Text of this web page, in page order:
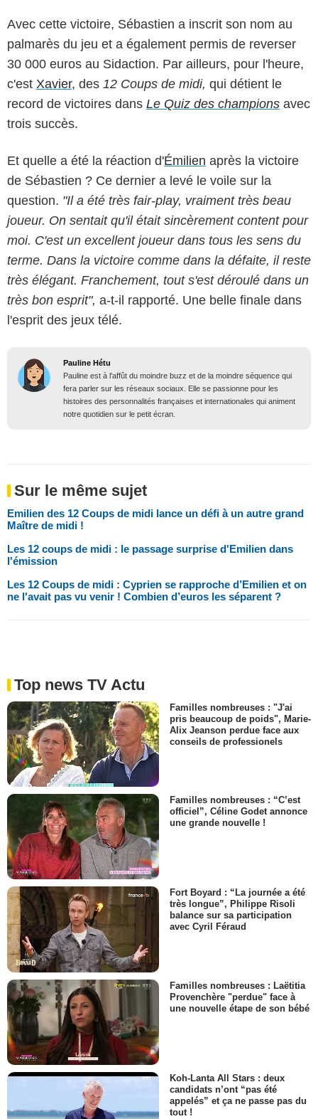
Avec cette victoire, Sébastien a inscrit son nom au
palmarès du jeu et a également permis de reverser
30 000 euros au Sidaction. Par ailleurs, pour l'heure,
c'est Xavier, des 12 Coups de midi, qui détient le
record de victoires dans Le Quiz des champions avec
trois succès.
Et quelle a été la réaction d'Émilien après la victoire
de Sébastien ? Ce dernier a levé le voile sur la
question. "Il a été très fair-play, vraiment très beau
joueur. On sentait qu'il était sincèrement content pour
moi. C'est un excellent joueur dans tous les sens du
terme. Dans la victoire comme dans la défaite, il reste
très élégant. Franchement, tout s'est déroulé dans un
très bon esprit", a-t-il rapporté. Une belle finale dans
l'esprit des jeux télé.
Pauline Hétu
Pauline est à l'affût du moindre buzz et de la moindre séquence qui
fera parler sur les réseaux sociaux. Elle se passionne pour les
histoires des personnalités françaises et internationales qui animent
notre quotidien sur le petit écran.
Sur le même sujet
Emilien des 12 Coups de midi lance un défi à un autre grand
Maître de midi !
Les 12 coups de midi : le passage surprise d'Emilien dans
l'émission
Les 12 Coups de midi : Cyprien se rapproche d’Emilien et on
ne l'avait pas vu venir ! Combien d’euros les séparent ?
Top news TV Actu
Familles nombreuses : "J'ai
pris beaucoup de poids", Marie-
Alix Jeanson perdue face aux
conseils de professionels
Familles nombreuses : “C’est
officiel”, Céline Godet annonce
une grande nouvelle !
Fort Boyard : “La journée a été
très longue”, Philippe Risoli
balance sur sa participation
avec Cyril Féraud
Familles nombreuses : Laëtitia
Provenchère "perdue" face à
une nouvelle étape de son bébé
Koh-Lanta All Stars : deux
candidats n’ont “pas été
appelés” et ça ne passe pas du
tout !